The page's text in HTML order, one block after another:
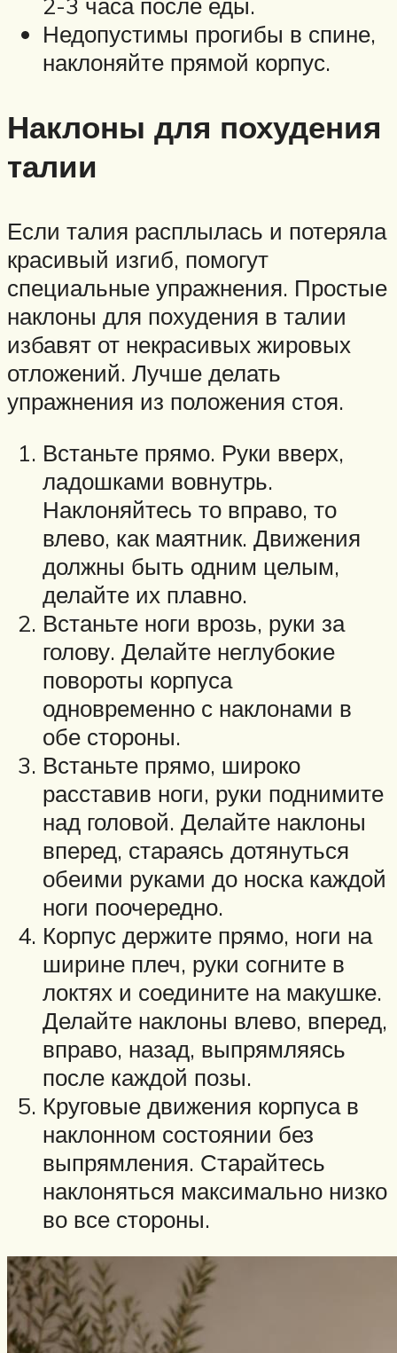
Недопустимы прогибы в спине,
наклоняйте прямой корпус.
Наклоны для похудения
талии
Если талия расплылась и потеряла
красивый изгиб, помогут
специальные упражнения. Простые
наклоны для похудения в талии
избавят от некрасивых жировых
отложений. Лучше делать
упражнения из положения стоя.
Встаньте прямо. Руки вверх,
ладошками вовнутрь.
Наклоняйтесь то вправо, то
влево, как маятник. Движения
должны быть одним целым,
делайте их плавно.
Встаньте ноги врозь, руки за
голову. Делайте неглубокие
повороты корпуса
одновременно с наклонами в
обе стороны.
Встаньте прямо, широко
расставив ноги, руки поднимите
над головой. Делайте наклоны
вперед, стараясь дотянуться
обеими руками до носка каждой
ноги поочередно.
Корпус держите прямо, ноги на
ширине плеч, руки согните в
локтях и соедините на макушке.
Делайте наклоны влево, вперед,
вправо, назад, выпрямляясь
после каждой позы.
Круговые движения корпуса в
наклонном состоянии без
выпрямления. Старайтесь
наклоняться максимально низко
во все стороны.